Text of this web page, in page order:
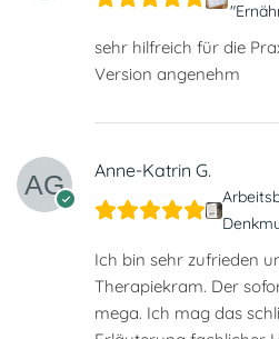
sehr hilfreich für die
Version angenehm
Anne-Katrin G.
Ich bin sehr zufrieden
Therapiekram. Der
mega. Ich mag das